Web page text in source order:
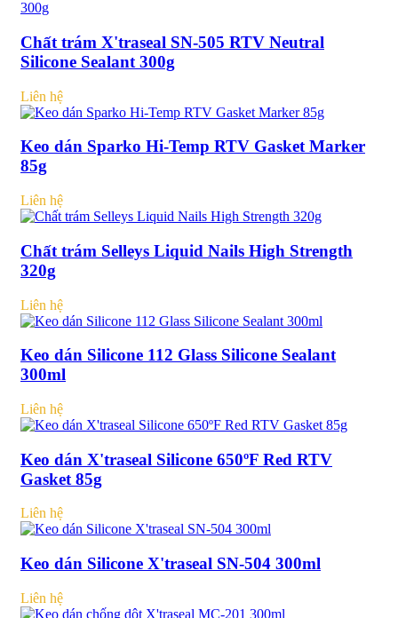
Chất trám X'traseal SN-505 RTV Neutral
Silicone Sealant 300g
Liên hệ
Keo dán Sparko Hi-Temp RTV Gasket Marker
85g
Liên hệ
Chất trám Selleys Liquid Nails High Strength
320g
Liên hệ
Keo dán Silicone 112 Glass Silicone Sealant
300ml
Liên hệ
Keo dán X'traseal Silicone 650ºF Red RTV
Gasket 85g
Liên hệ
Keo dán Silicone X'traseal SN-504 300ml
Liên hệ